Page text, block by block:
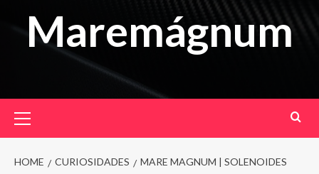
Maremágnum
Menu
HOME CURIOSIDADES MARE MAGNUM | SOLENOIDES